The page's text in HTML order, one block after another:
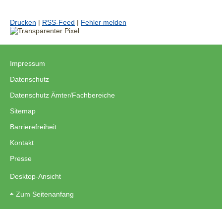
Drucken | RSS-Feed | Fehler melden
Impressum
Datenschutz
Datenschutz Ämter/Fachbereiche
Sitemap
Barrierefreiheit
Kontakt
Presse
Desktop-Ansicht
Zum Seitenanfang